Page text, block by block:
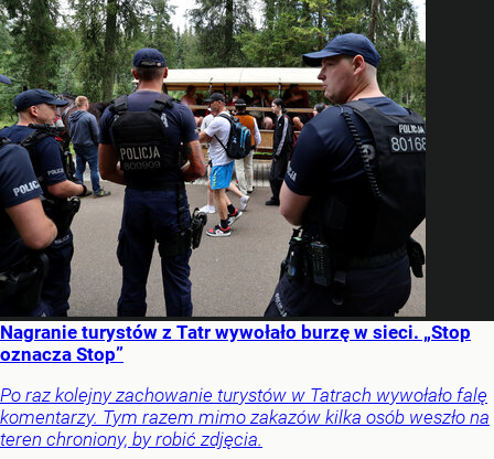
Nagranie turystów z Tatr wywołało burzę w sieci. „Stop
oznacza Stop”
Po raz kolejny zachowanie turystów w Tatrach wywołało falę
komentarzy. Tym razem mimo zakazów kilka osób weszło na
teren chroniony, by robić zdjęcia.